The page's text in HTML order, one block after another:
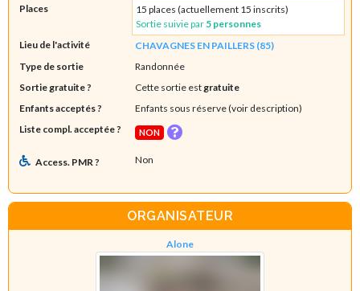
Places
15 places (actuellement 15 inscrits)
Sortie suivie par 5 personnes
Lieu de l'activité
CHAVAGNES EN PAILLERS (85)
Type de sortie
Randonnée
Sortie gratuite ?
Cette sortie est gratuite
Enfants acceptés ?
Enfants sous réserve (voir description)
Liste compl. acceptée ?
NON
Access. PMR ? Non
ORGANISATEUR
Alone